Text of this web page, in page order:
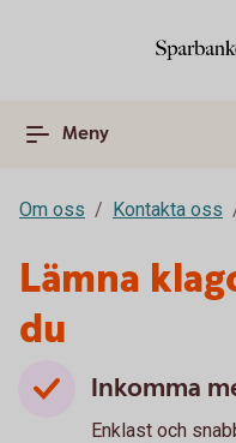
Meny
Om oss Kontakta oss
Lämna
du
Inkomma
Enklast och